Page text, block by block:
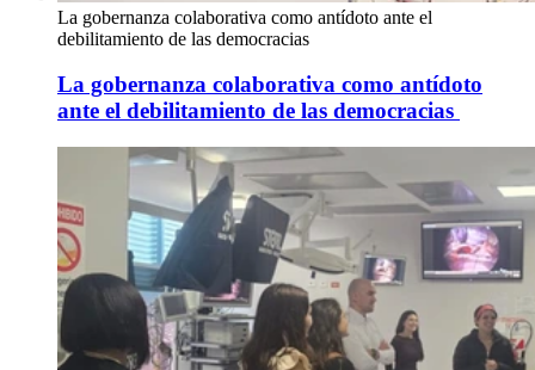
La gobernanza colaborativa como antídoto ante el
debilitamiento de las democracias
La gobernanza colaborativa como antídoto
ante el debilitamiento de las democracias